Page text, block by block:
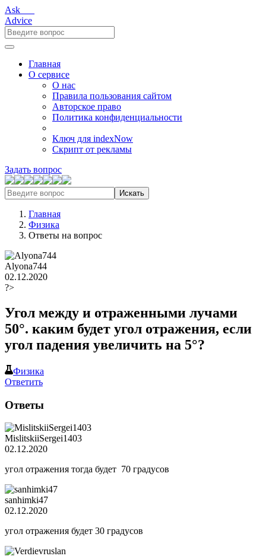
Ask___
Advice
Главная
О сервисе
О нас
Правила пользования сайтом
Авторское право
Политика конфиденциальности
Ключ для indexNow
Скрипт от рекламы
Задать вопрос
Искать
Главная
Физика
Ответы на вопрос
Alyona744
02.12.2020
?>
Угол между и отраженными лучами
50°. каким будет угол отражения, если
угол падения увеличить на 5°?
Физика
Ответить
Ответы
MislitskiiSergei1403
02.12.2020
угол отражения тогда будет 70 градусов
sanhimki47
02.12.2020
угол отражения будет 30 градусов